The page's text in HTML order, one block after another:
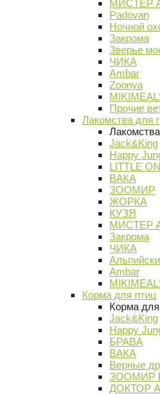
МИСТЕР
Padovan
Ночной
Закрома
Зверье
ЧИКА
Ambar
Zoonya
Прочие
Лакомства для
Jack&King
Happy
LITTLE
ВАКА
ЗООМИР
ЖОРКА
КУЗЯ
МИСТЕР
Закрома
ЧИКА
Ambar
Корма для птиц
Корма
Jack&King
Happy
БРАВА
ВАКА
Верные
ЗООМИР
ДОКТОР